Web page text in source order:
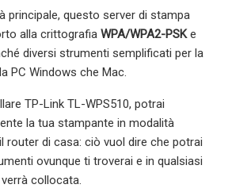
principale, questo server di stampa
alla crittografia WPA/WPA2-PSKe
diversi strumenti semplificati per la
PC Windows che Mac.
TP-Link TL-WPS510, potrai
la tua stampante in modalità
router di casa: ciò vuol dire che potrai
ovunque ti troverai e in qualsiasi
collocata.